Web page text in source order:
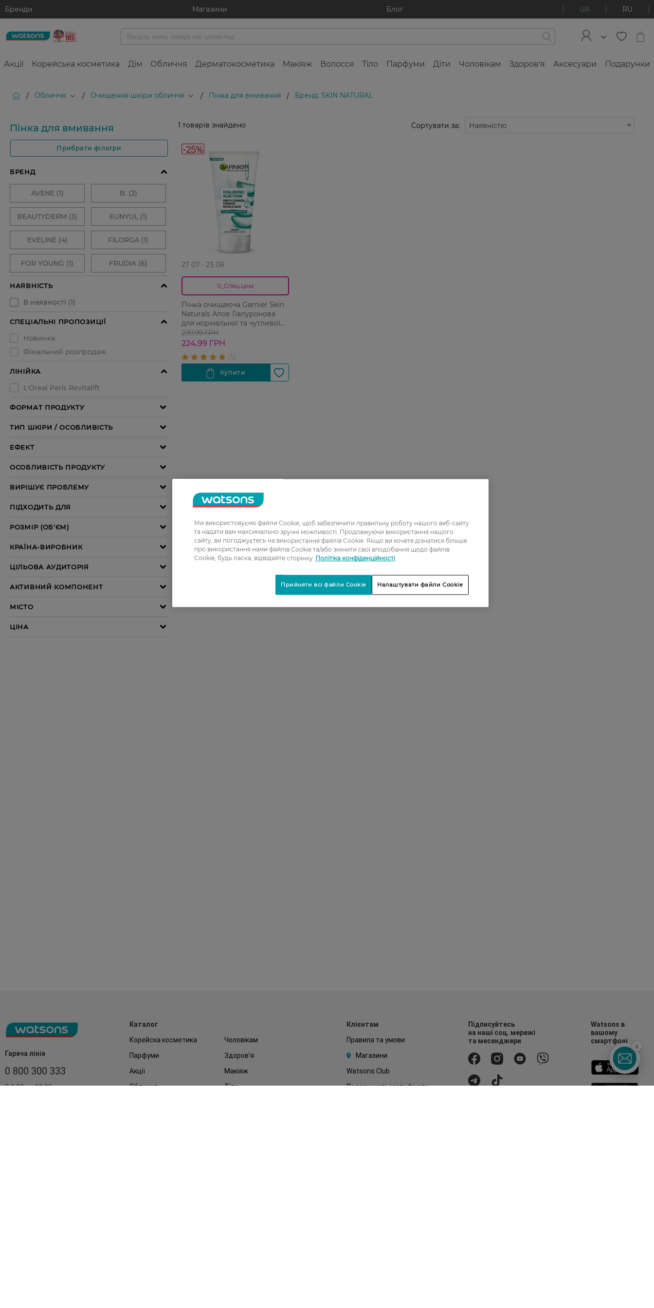
Бренди Магазини Блог UA RU
Акції Корейська косметика Дім Обличчя Дерматокосметика Макіяж Волосся Тіло Парфуми Діти Чоловікам Здоров'я Аксесуари Подарунки
/ Обличчя / Очищення шкіри обличчя / Пінка для вмивання / Бренд: SKIN NATURAL
Пінка для вмивання
Прибрати фільтри
1 товарів знайдено Сортувати за: Наявністю
-25%
27 07 - 23 08
0_Спец.ціна
Пінка очищаюча Garnier Skin
Naturals Алое Гіалуронова
для нормальної та чутливої
шкіри 200 мл
299,99 ГРН
224,99 ГРН
Гаряча лінія
0 800 300 333
З 9:00 до 19:00
Каталог
Корейска косметика
Чоловікам
Парфуми
Здоров'я
Акції
Макіяж
Обличчя
Тіло
Клієнтам
Правила та умови
Магазини
Watsons Club
Подарункові сертифікати
Підписуйтесь
на наші соц. мережі
та месенджери
Watsons в
вашому
смартфоні
x
Ми використовуємо файли Cookie, щоб забезпечити правильну роботу нашого веб-сайту
та надати вам максимально зручні можливості. Продовжуючи використання нашого
сайту, ви погоджуєтесь на використання файлів Cookie. Якщо ви хочете дізнатися більше
про використання нами файлів Cookie та/або змінити свої вподобання щодо файлів
Cookie, будь ласка, відвідайте сторінку Політіка конфіденційності
Налаштувати файли Cookie
Прийняти всі файли Cookie